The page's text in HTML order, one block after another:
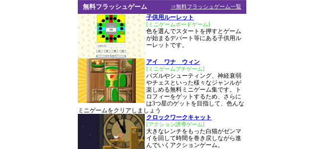
⇒無料フラッシュゲーム一覧
無料フラッシュゲーム
子供用ルーレット
[ミニゲームボードゲーム]
色を選んでスタートを押すとゲーム
が始まるデパート等にある子供用ル
ーレットです。
アイ ワナ ウィン
[ミニゲームプチゲーム]
パズルやシューティング、神経衰弱
やチェスといった様々なジャンルが
楽しめる無料ミニゲーム集です。ト
ロフィーをゲットするため、さらに
は3つ星のゲットを目指して、色んな
ミニゲームをクリアしましょう
クロックワークキャット
[アクション誘導ゲーム]
大きなレンチをもった白猫がゼンマ
イを回して時間を巻き戻しながら進
んでいくアクションゲーム。